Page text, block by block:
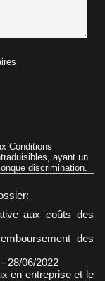
Conditions
ayant un
discrimination.
aux coûts des
des
- 28/06/2022
en entreprise et le